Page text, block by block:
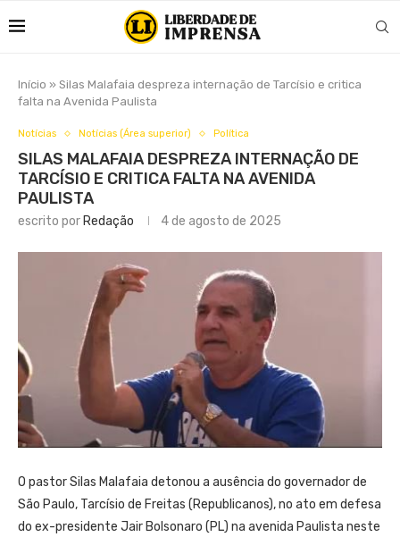
Início » Silas Malafaia despreza internação de Tarcísio e critica
falta na Avenida Paulista
Notícias Notícias (Área superior) Política
SILAS MALAFAIA DESPREZA INTERNAÇÃO DE
TARCÍSIO E CRITICA FALTA NA AVENIDA
PAULISTA
escrito por Redação 4 de agosto de 2025
O pastor Silas Malafaia detonou a ausência do governador de
São Paulo, Tarcísio de Freitas (Republicanos), no ato em defesa
do ex-presidente Jair Bolsonaro (PL) na avenida Paulista neste